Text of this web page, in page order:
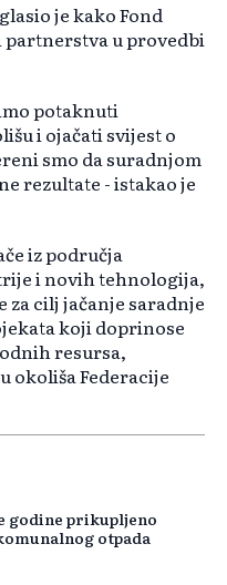
je kako Fond
partnerstva u provedbi
potaknuti
i ojačati svijest o
smo da suradnjom
rezultate - istakao je
iz područja
i novih tehnologija,
za cilj jačanje saradnje
koji doprinose
resursa,
okoliša Federacije
godine prikupljeno
otpada